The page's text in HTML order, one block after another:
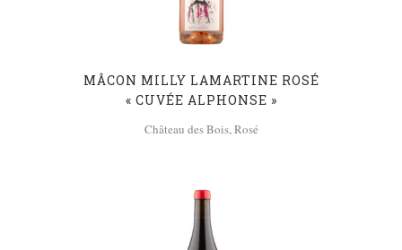
MÂCON MILLY LAMARTINE ROSÉ
« CUVÉE ALPHONSE »
Château des Bois, Rosé